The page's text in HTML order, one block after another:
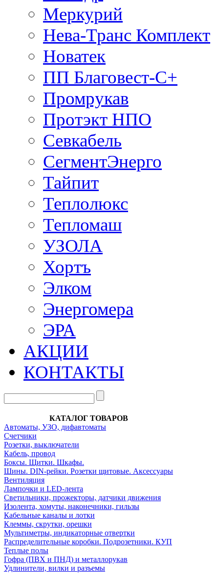
Меркурий
Нева-Транс Комплект
Новатек
ПП Благовест-С+
Промрукав
Протэкт НПО
Севкабель
СегментЭнерго
Тайпит
Теплолюкс
Тепломаш
УЗОЛА
Хортъ
Элком
Энергомера
ЭРА
АКЦИИ
КОНТАКТЫ
КАТАЛОГ ТОВАРОВ
Автоматы, УЗО, дифавтоматы
Счетчики
Розетки, выключатели
Кабель, провод
Боксы. Щитки. Шкафы.
Шины. DIN-рейки. Розетки щитовые. Аксессуары
Вентиляция
Лампочки и LED-лента
Светильники, прожекторы, датчики движения
Изолента, хомуты, наконечники, гильзы
Кабельные каналы и лотки
Клеммы, скрутки, орешки
Мультиметры, индикаторные отвертки
Распределительные коробки. Подрозетники. КУП
Теплые полы
Гофра (ПВХ и ПНД) и металлорукав
Удлинители, вилки и разъемы